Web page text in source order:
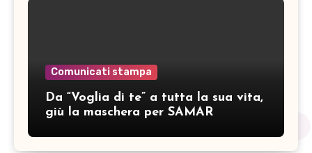
Comunicati stampa
Da “Voglia di te” a tutta la sua vita,
giù la maschera per SAMAR